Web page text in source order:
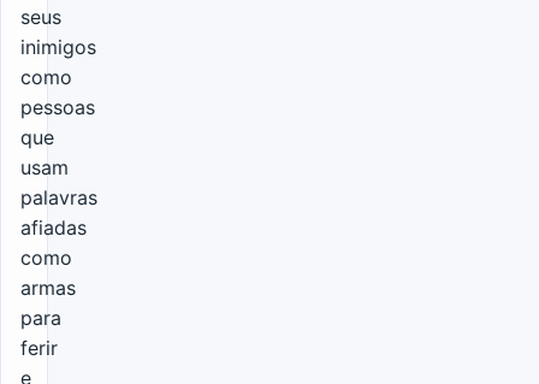
seus
inimigos
como
pessoas
que
usam
palavras
afiadas
como
armas
para
ferir
e